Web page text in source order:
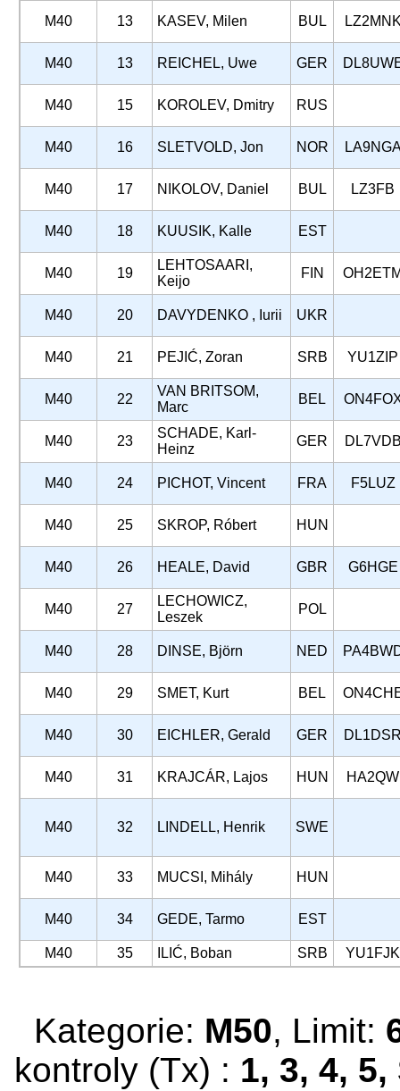
M40 13 KASEV, Milen BUL
M40 13 REICHEL, Uwe GER
M40 15 KOROLEV, Dmitry RUS
M40 16 SLETVOLD, Jon NOR
M40 17 NIKOLOV, Daniel BUL LZ3FB
M40 18 KUUSIK, Kalle EST
M40 19
LEHTOSAARI,
Keijo
FIN
M40 20 DAVYDENKO , Iurii UKR
M40 21 PEJIĆ, Zoran SRB YU1ZIP
M40 22
VAN BRITSOM,
Marc
BEL
M40 23
SCHADE, Karl-
Heinz
GER
M40 24 PICHOT, Vincent FRA F5LUZ
M40 25 SKROP, Róbert HUN
M40 26 HEALE, David GBR G6HGE
M40 27
LECHOWICZ,
Leszek
POL
M40 28 DINSE, Björn NED
M40 29 SMET, Kurt BEL
M40 30 EICHLER, Gerald GER
M40 31 KRAJCÁR, Lajos HUN HA2QW
M40 32 LINDELL, Henrik SWE
M40 33 MUCSI, Mihály HUN
M40 34 GEDE, Tarmo EST
M40 35 ILIĆ, Boban SRB YU1FJK
Kategorie: M50, Limit:
kontroly (Tx) : 1, 3, 4, 5,